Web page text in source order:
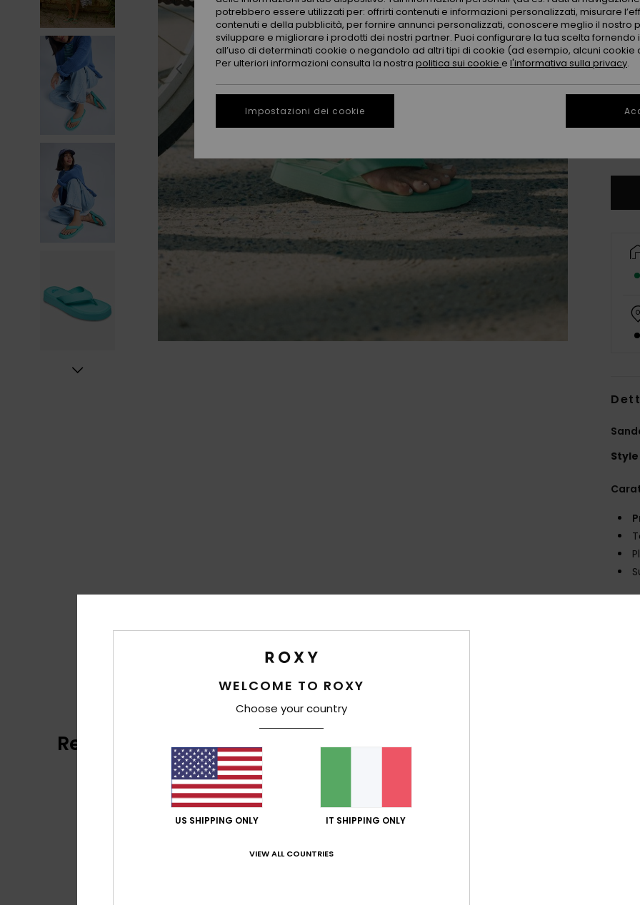
42
Style
Recensioni dei clienti
WELCOME TO ROXY
Choose your country
US SHIPPING ONLY IT SHIPPING ONLY
VIEW ALL COUNTRIES
potrebbero essere utilizzati per: offrirti contenuti e informazioni personalizzati, misurare
contenuti e della pubblicità, per fornire annunci personalizzati, conoscere meglio il nostro
sviluppare e migliorare i prodotti dei nostri partner. Puoi configurare la tua scelta fornendo
all’uso di determinati cookie o negandolo ad altri tipi di cookie (ad esempio, alcuni cookie
Per ulteriori informazioni consulta la nostra politica sui cookie e l'informativa sulla privacy.
Impostazioni dei cookie